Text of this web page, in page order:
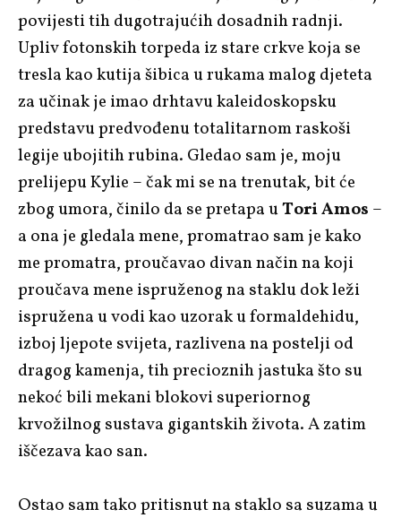
povijesti tih dugotrajućih dosadnih radnji.
Upliv fotonskih torpeda iz stare crkve koja se
tresla kao kutija šibica u rukama malog djeteta
za učinak je imao drhtavu kaleidoskopsku
predstavu predvođenu totalitarnom raskoši
legije ubojitih rubina. Gledao sam je, moju
prelijepu Kylie – čak mi se na trenutak, bit će
zbog umora, činilo da se pretapa uTori Amos –
a ona je gledala mene, promatrao sam je kako
me promatra, proučavao divan način na koji
proučava mene ispruženog na staklu dok leži
ispružena u vodi kao uzorak u formaldehidu,
izboj ljepote svijeta, razlivena na postelji od
dragog kamenja, tih precioznih jastuka što su
nekoć bili mekani blokovi superiornog
krvožilnog sustava gigantskih života. A zatim
iščezava kao san.
Ostao sam tako pritisnut na staklo sa suzama u